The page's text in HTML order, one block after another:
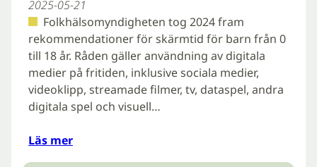
2025-05-21
Folkhälsomyndigheten tog 2024 fram
rekommendationer för skärmtid för barn från 0
till 18 år. Råden gäller användning av digitala
medier på fritiden, inklusive sociala medier,
videoklipp, streamade filmer, tv, dataspel, andra
digitala spel och visuell…
Läs mer